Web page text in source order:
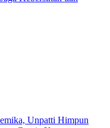
Unpatti Himpun